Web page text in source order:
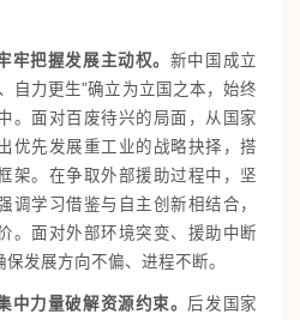
牢把握发展主动权。 新中国成立
自力更生”确立为立国之本，始终
。面对百废待兴的局面，从国家
优先发展重工业的战略抉择，搭
架。在争取外部援助过程中，坚
调学习借鉴与自主创新相结合，
。面对外部环境突变、援助中断
发展方向不偏、进程不断。
中力量破解资源约束。 后发国家